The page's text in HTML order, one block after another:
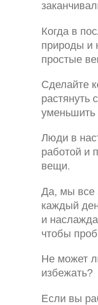
Когда в
природы и
простые
Сделайте
растянуть
уменьшить
Люди в
работой и
вещи.
Да, мы все
каждый
и
чтобы
Не может
избежать?
Если вы